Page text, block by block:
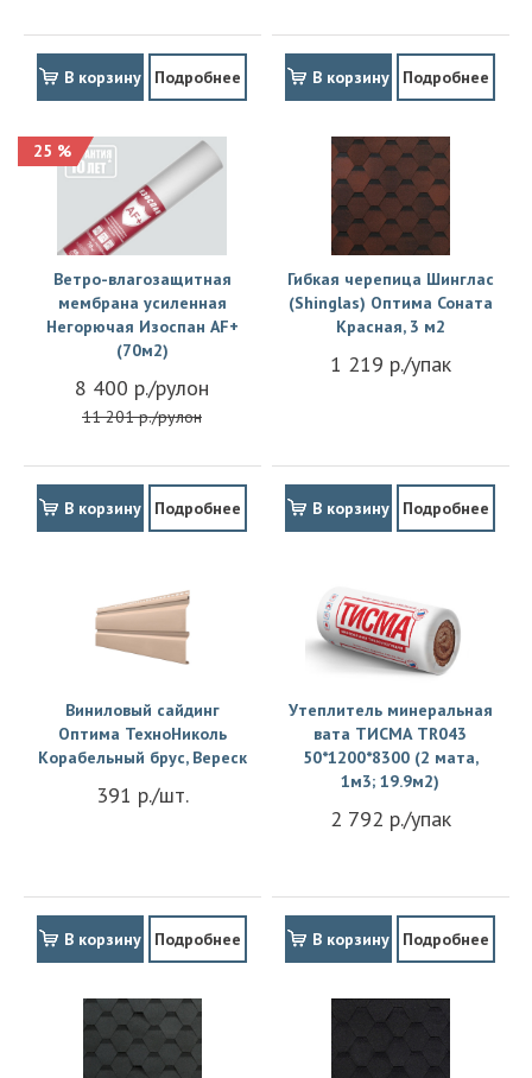
В корзину Подробнее В корзину Подробнее
25 %
Ветро-влагозащитная
мембрана усиленная
Негорючая Изоспан АF+
(70м2)
8 400 р./рулон
11 201 р./рулон
В корзину Подробнее
Гибкая черепица Шинглас
(Shinglas) Оптима Соната
Красная, 3 м2
1 219 р./упак
В корзину Подробнее
Виниловый сайдинг
Оптима ТехноНиколь
Корабельный брус, Вереск
391 р./шт.
В корзину Подробнее
Утеплитель минеральная
вата ТИСМА TR043
50*1200*8300 (2 мата,
1м3; 19.9м2)
2 792 р./упак
В корзину Подробнее